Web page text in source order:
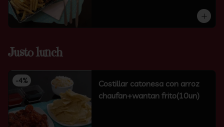
Justo lunch
-4%
Costillar catonesa con arroz
chaufan+wantan frito(10un)